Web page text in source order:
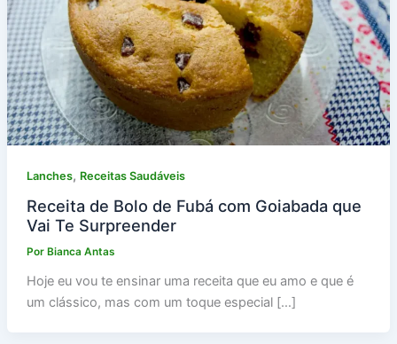
Lanches, Receitas Saudáveis
Receita de Bolo de Fubá com Goiabada que
Vai Te Surpreender
Por Bianca Antas
Hoje eu vou te ensinar uma receita que eu amo e que é
um clássico, mas com um toque especial […]